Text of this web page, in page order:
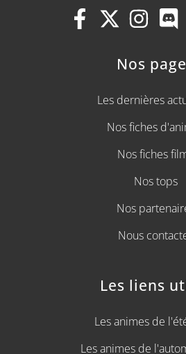
Nos
Les dernières
Nos fiches
Nos fiches
Nos tops
Nos
Nous
Les liens
Les animes de
Les animes de